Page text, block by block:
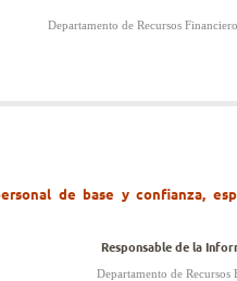
Departamento de Recursos
de base y confianza,
Responsable de la
Departamento de Recursos